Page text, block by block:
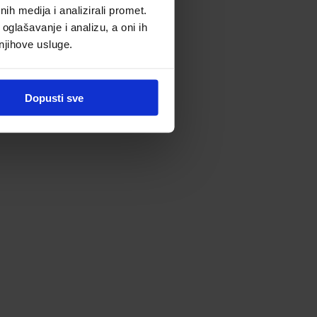
medija i analizirali promet.
i analizu, a oni ih
usluge.
Dopusti sve